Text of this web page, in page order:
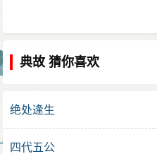
典故 猜你喜欢
绝处逢生
四代五公